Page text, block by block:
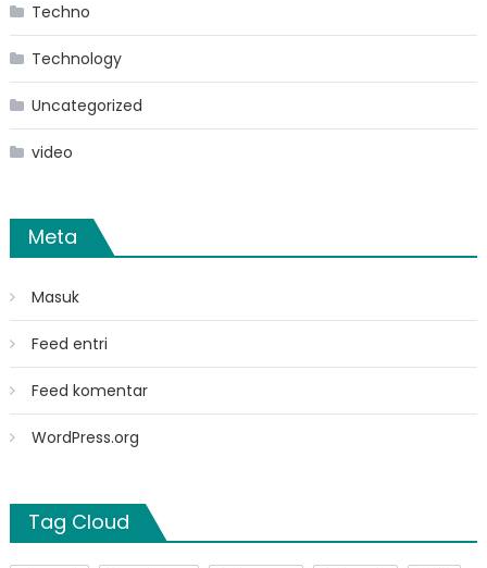
Techno
Technology
Uncategorized
video
Meta
Masuk
Feed entri
Feed komentar
WordPress.org
Tag Cloud